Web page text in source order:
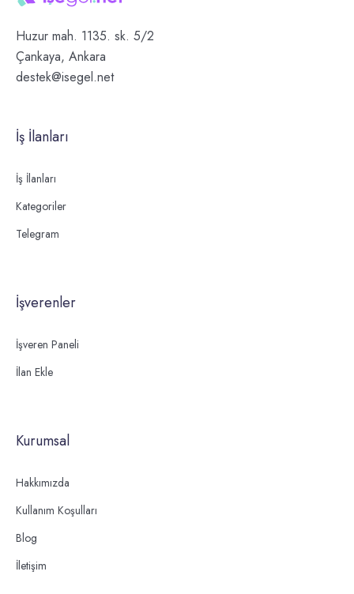
Huzur mah. 1135. sk. 5/2
Çankaya, Ankara
destek@isegel.net
İş İlanları
İş İlanları
Kategoriler
Telegram
İşverenler
İşveren Paneli
İlan Ekle
Kurumsal
Hakkımızda
Kullanım Koşulları
Blog
İletişim